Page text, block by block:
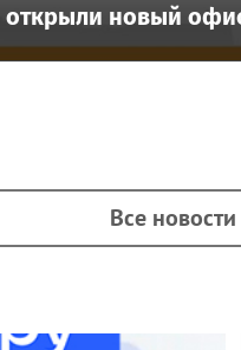
новый
Все